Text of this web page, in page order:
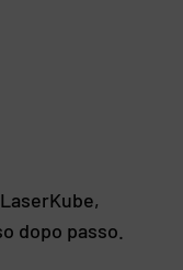
dopo passo.